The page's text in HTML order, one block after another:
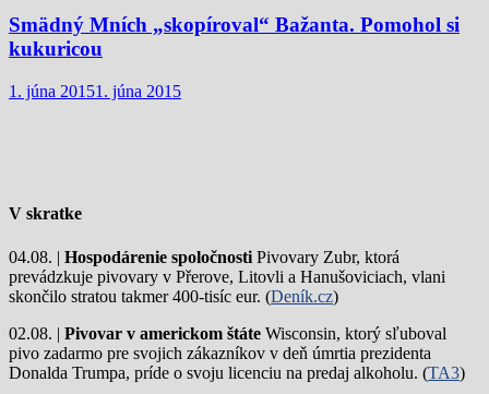
Smädný Mních „skopíroval“ Bažanta. Pomohol si
kukuricou
1. júna 20151. júna 2015
V skratke
04.08. | Hospodárenie spoločnosti Pivovary Zubr, ktorá
prevádzkuje pivovary v Přerove, Litovli a Hanušoviciach, vlani
skončilo stratou takmer 400-tisíc eur. (Deník.cz)
02.08. | Pivovar v americkom štáte Wisconsin, ktorý sľuboval
pivo zadarmo pre svojich zákazníkov v deň úmrtia prezidenta
Donalda Trumpa, príde o svoju licenciu na predaj alkoholu. (TA3)